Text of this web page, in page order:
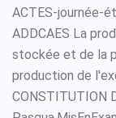
ACTES-journée-
ADDCAES La
stockée et de la
production de
CONSTITUTION